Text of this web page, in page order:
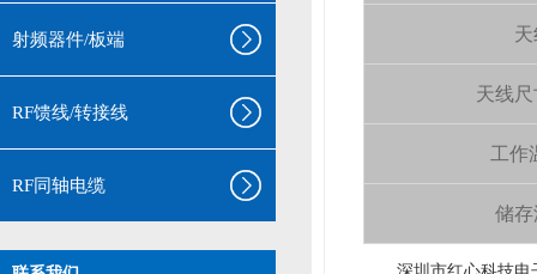
射频器件/板端
RF馈线/转接线
RF同轴电缆
天
天线尺
工作
储存